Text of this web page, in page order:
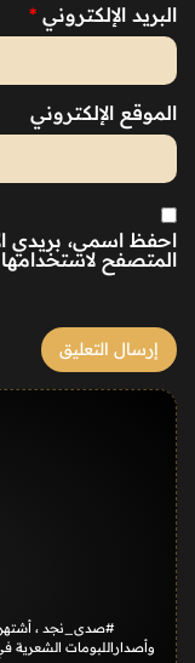
البريد الإلكتروني *
الموقع الإلكتروني
احفظ اسمي، بريدي
المتصفح
#صدى_نجد ، أشتهر
وأصداراللبومات الشعرية